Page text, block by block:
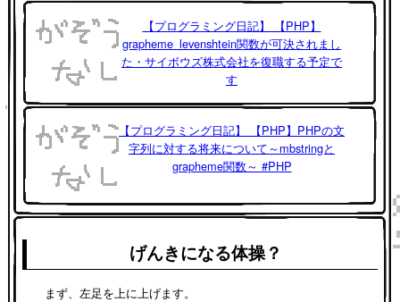
【プログラミング日記】 【PHP】
grapheme_levenshtein関数が可決されまし
た・サイボウズ株式会社を復職する予定で
す
【プログラミング日記】 【PHP】PHPの文
字列に対する将来について～mbstringと
grapheme関数～ #PHP
げんきになる体操？
まず、左足を上に上げます。